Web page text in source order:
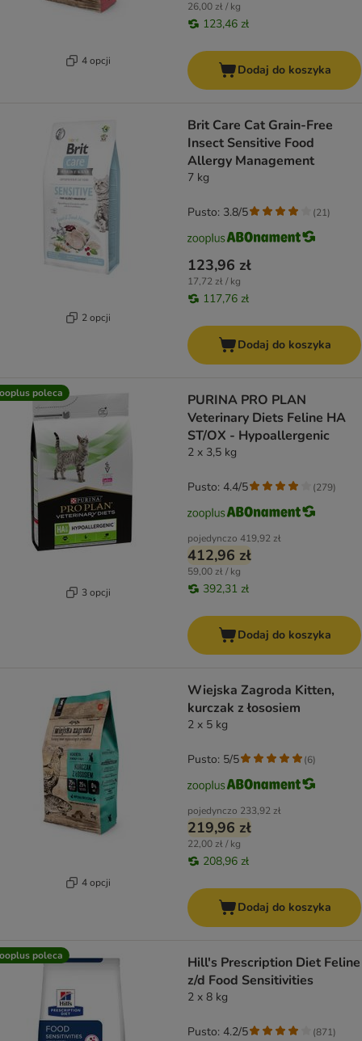
4 opcji
26,00 zł / kg
123,46 zł
Dodaj do koszyka
2 opcji
Brit Care Cat Grain-Free
Insect Sensitive Food
Allergy Management
7 kg
123,96 zł
17,72 zł / kg
117,76 zł
Pusto: 3.8/5 (21)
Dodaj do koszyka
poleca
3 opcji
PURINA PRO PLAN
Veterinary Diets Feline HA
ST/OX - Hypoallergenic
2 x 3,5 kg
pojedynczo 419,92 zł
412,96 zł
59,00 zł / kg
392,31 zł
Pusto: 4.4/5 (279)
Dodaj do koszyka
4 opcji
Wiejska Zagroda Kitten,
kurczak z łososiem
2 x 5 kg
pojedynczo 233,92 zł
219,96 zł
22,00 zł / kg
208,96 zł
Pusto: 5/5 (6)
Dodaj do koszyka
poleca
Hill's Prescription Diet Feline
z/d Food Sensitivities
2 x 8 kg
Pusto: 4.2/5 (871)